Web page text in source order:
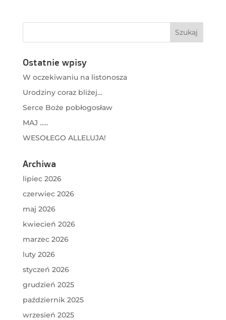
Ostatnie wpisy
W oczekiwaniu na listonosza
Urodziny coraz bliżej…
Serce Boże pobłogosław
MAJ …..
WESOŁEGO ALLELUJA!
Archiwa
lipiec 2026
czerwiec 2026
maj 2026
kwiecień 2026
marzec 2026
luty 2026
styczeń 2026
grudzień 2025
październik 2025
wrzesień 2025